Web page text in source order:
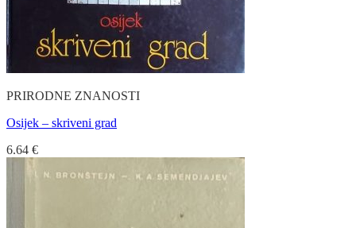
PRIRODNE ZNANOSTI
Osijek – skriveni grad
6.64 €